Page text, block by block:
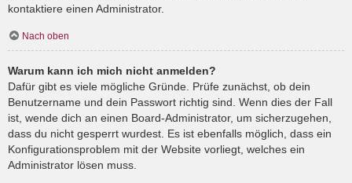
kontaktiere einen Administrator.
Nach oben
Warum kann ich mich nicht anmelden?
Dafür gibt es viele mögliche Gründe. Prüfe zunächst, ob dein
Benutzername und dein Passwort richtig sind. Wenn dies der Fall
ist, wende dich an einen Board-Administrator, um sicherzugehen,
dass du nicht gesperrt wurdest. Es ist ebenfalls möglich, dass ein
Konfigurationsproblem mit der Website vorliegt, welches ein
Administrator lösen muss.